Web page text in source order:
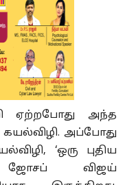
ஏற்றபோது அந்த
அப்போது
‘ஒரு புதிய
ஜோசப் விஜய்